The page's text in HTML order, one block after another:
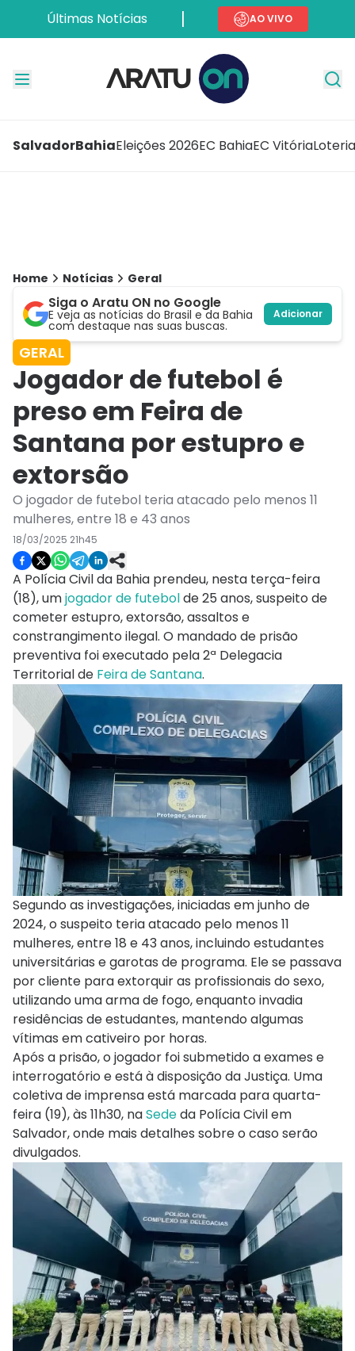
Últimas Notícias AO VIVO
SalvadorBahiaEleições 2026EC BahiaEC Vitória
Home Notícias Geral
Siga o Aratu ON no Google
E veja as notícias do Brasil e da Bahia
com destaque nas suas buscas.
Adicionar
GERAL
Jogador de futebol é
preso em Feira de
Santana por estupro e
extorsão
O jogador de futebol teria atacado pelo menos 11
mulheres, entre 18 e 43 anos
18/03/2025 21h45
A Polícia Civil da Bahia prendeu, nesta terça-feira
(18), umjogador de futebolde 25 anos, suspeito de
cometer estupro, extorsão, assaltos e
constrangimento ilegal. O mandado de prisão
preventiva foi executado pela 2ª Delegacia
Territorial de Feira de Santana.
Segundo as investigações, iniciadas em junho de
2024, o suspeito teria atacado pelo menos 11
mulheres, entre 18 e 43 anos, incluindo estudantes
universitárias e garotas de programa. Ele se passava
por cliente para extorquir as profissionais do sexo,
utilizando uma arma de fogo, enquanto invadia
residências de estudantes, mantendo algumas
vítimas em cativeiro por horas.
Após a prisão, o jogador foi submetido a exames e
interrogatório e está à disposição da Justiça. Uma
coletiva de imprensa está marcada para quarta-
feira (19), às 11h30, naSededa Polícia Civil em
Salvador, onde mais detalhes sobre o caso serão
divulgados.